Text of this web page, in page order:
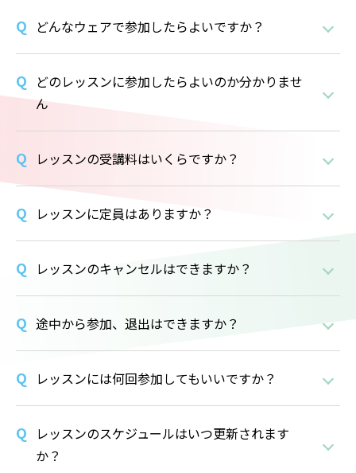
どんなウェアで参加したらよいですか？
どのレッスンに参加したらよいのか分かりませ
ん
レッスンの受講料はいくらですか？
レッスンに定員はありますか？
レッスンのキャンセルはできますか？
途中から参加、退出はできますか？
レッスンには何回参加してもいいですか？
レッスンのスケジュールはいつ更新されます
か？